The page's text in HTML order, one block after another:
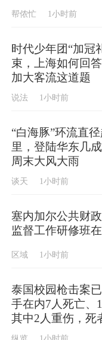
帮侬忙 1小时前
时代少年团“加冠
束，上海如何回
加大客流这道题
说法 1小时前
“白海豚”环流直
里，登陆华东几
周末大风大雨
谈天 1小时前
塞内加尔公共财
监督工作研修班
区域 1小时前
泰国校园枪击案
手在内7人死亡、
其中2人重伤，死
名教师和3名学生